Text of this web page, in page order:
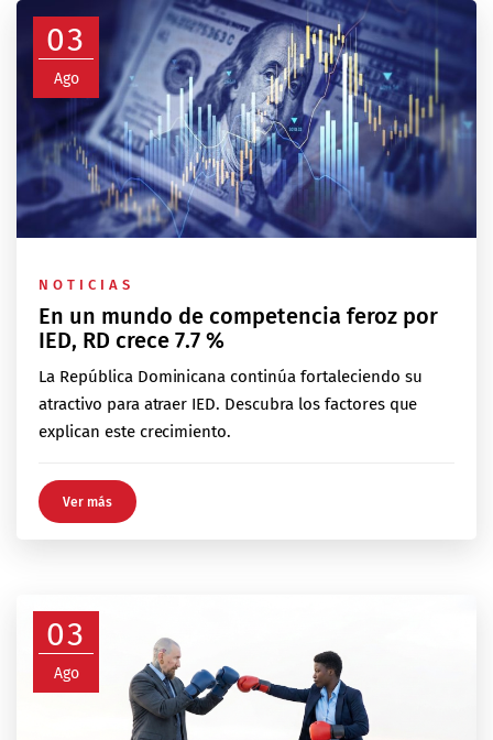
03
Ago
NOTICIAS
En un mundo de competencia feroz por
IED, RD crece 7.7 %
La República Dominicana continúa fortaleciendo su
atractivo para atraer IED. Descubra los factores que
explican este crecimiento.
Ver más
03
Ago